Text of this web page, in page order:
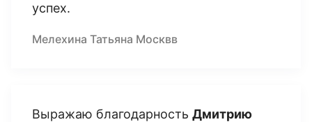
успех.
Мелехина Татьяна Москвв
Выражаю благодарность Дмитрию